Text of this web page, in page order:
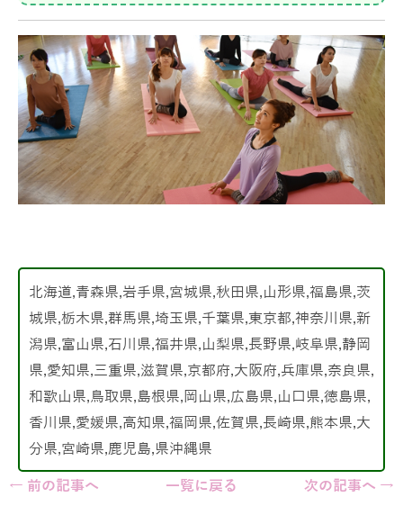
北海道,青森県,岩手県,宮城県,秋田県,山形県,福島県,茨
城県,栃木県,群馬県,埼玉県,千葉県,東京都,神奈川県,新
潟県,富山県,石川県,福井県,山梨県,長野県,岐阜県,静岡
県,愛知県,三重県,滋賀県,京都府,大阪府,兵庫県,奈良県,
和歌山県,鳥取県,島根県,岡山県,広島県,山口県,徳島県,
香川県,愛媛県,高知県,福岡県,佐賀県,長崎県,熊本県,大
分県,宮崎県,鹿児島,県沖縄県
← 前の記事へ
一覧に戻る 次の記事へ →